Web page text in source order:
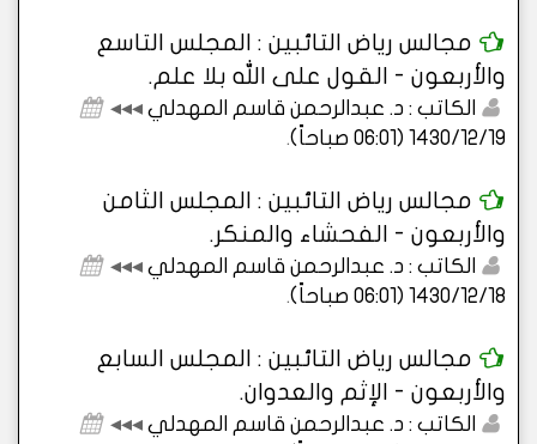
مجالس رياض التائبين : المجلس التاسع
والأربعون - القول على الله بلا علم.
الكاتب : د. عبدالرحمن قاسم المهدلي ◂◂◂
1430/12/19 (06:01 صباحاً)
.
مجالس رياض التائبين : المجلس الثامن
والأربعون - الفحشاء والمنكر.
الكاتب : د. عبدالرحمن قاسم المهدلي ◂◂◂
1430/12/18 (06:01 صباحاً)
.
مجالس رياض التائبين : المجلس السابع
والأربعون - الإثم والعدوان.
الكاتب : د. عبدالرحمن قاسم المهدلي ◂◂◂